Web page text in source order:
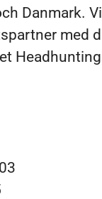
Danmark.
med